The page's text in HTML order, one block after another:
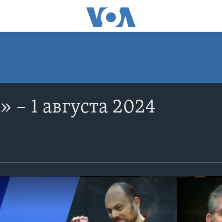
– 1 августа 2024